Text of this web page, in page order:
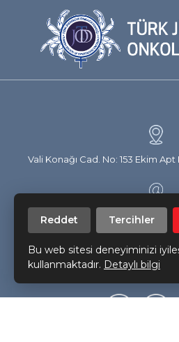
Vali Konağı Cad. No: 153 Ekim Apt
Bizi takip
Reddet Tercihler
Bu web sitesi deneyiminizi
kullanmaktadır. Detaylı bilgi